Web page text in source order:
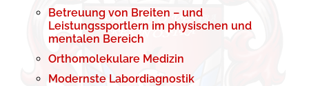
Betreuung von Breiten – und
Leistungssportlern im physischen und
mentalen Bereich
Orthomolekulare Medizin
Modernste Labordiagnostik